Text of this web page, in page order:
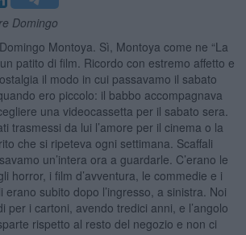
Domingo
Montoya. Sì, Montoya come ne “La
patito di film. Ricordo con estremo affetto e
il modo in cui passavamo il sabato
ero piccolo: il babbo accompagnava
una videocassetta per il sabato sera.
trasmessi da lui l’amore per il cinema o la
che si ripeteva ogni settimana. Scaffali
un’intera ora a guardarle. C’erano le
horror, i film d’avventura, le commedie e i
subito dopo l’ingresso, a sinistra. Noi
per i cartoni, avendo tredici anni, e l’angolo
rispetto al resto del negozio e non ci